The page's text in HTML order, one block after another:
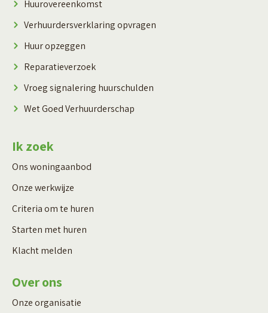
Huurovereenkomst
Verhuurdersverklaring opvragen
Huur opzeggen
Reparatieverzoek
Vroeg signalering huurschulden
Wet Goed Verhuurderschap
Ik zoek
Ons woningaanbod
Onze werkwijze
Criteria om te huren
Starten met huren
Klacht melden
Over ons
Onze organisatie